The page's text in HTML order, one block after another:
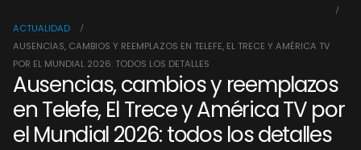
ACTUALIDAD
AUSENCIAS, CAMBIOS Y REEMPLAZOS EN TELEFE, EL TRECE Y AMÉRICA TV
POR EL MUNDIAL 2026: TODOS LOS DETALLES
Ausencias, cambios y reemplazos
en Telefe, El Trece y América TV por
el Mundial 2026: todos los detalles